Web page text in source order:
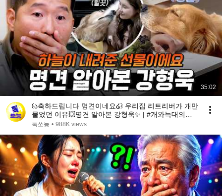
35:02
꒰ა축하드립니다 명견이네요໒꒱ 우리집 리트리버가 개만
물었던 이유💥명견 알아본 강형욱✨ | #개와늑대의시
간2 6회
톡쏘능 • 988K views